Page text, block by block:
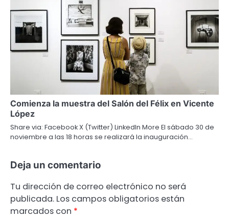
Comienza la muestra del Salón del Félix en Vicente
López
Share via: Facebook X (Twitter) LinkedIn More El sábado 30 de
noviembre a las 18 horas se realizará la inauguración…
Deja un comentario
Tu dirección de correo electrónico no será
publicada. Los campos obligatorios están
marcados con *